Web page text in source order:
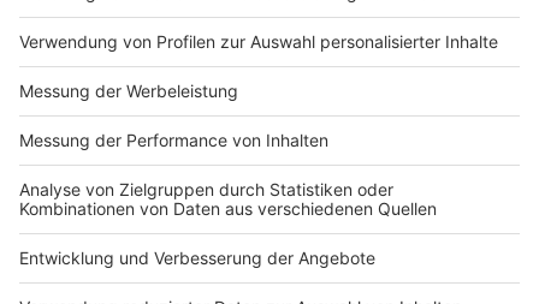
Impressum
Nutzungsbedingungen
Jobs
Presse
Kontakt
Studio-Hotline
Verkehrs-Hotline
Newsletter